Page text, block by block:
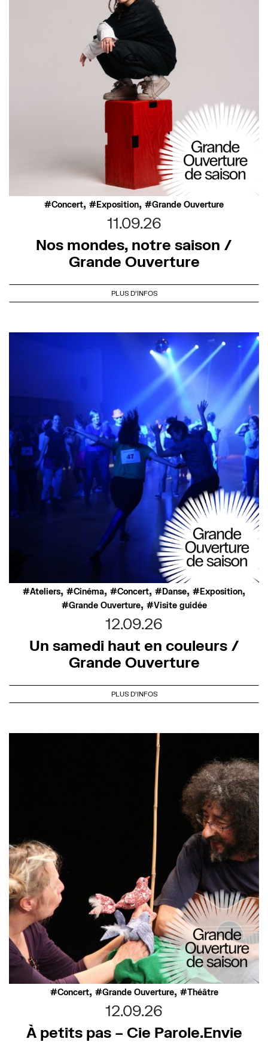
Concert, Exposition, Grande Ouverture
11.09.26
Nos mondes, notre saison /
Grande Ouverture
PLUS D'INFOS
Ateliers, Cinéma, Concert, Danse, Exposition,
Grande Ouverture, Visite guidée
12.09.26
Un samedi haut en couleurs /
Grande Ouverture
PLUS D'INFOS
Concert, Grande Ouverture, Théâtre
12.09.26
À petits pas – Cie Parole.Envie